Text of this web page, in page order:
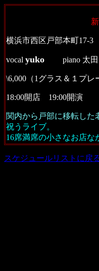
横浜市西区戸部本町17-3
vocal yuko piano 太田
\6,000（1グラス＆１プ
18:00開店 19:00開演
関内から戸部に移転した
祝うライブ。
16席満席の小さなお店な
スケジュールリストに戻